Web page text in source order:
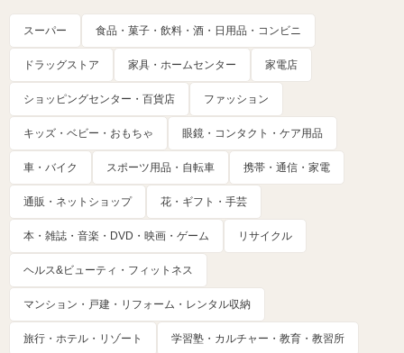
スーパー 食品・菓子・飲料・酒・日用品・コンビニ
ドラッグストア 家具・ホームセンター 家電店
ショッピングセンター・百貨店 ファッション
キッズ・ベビー・おもちゃ 眼鏡・コンタクト・ケア用品
車・バイク スポーツ用品・自転車 携帯・通信・家電
通販・ネットショップ 花・ギフト・手芸
本・雑誌・音楽・DVD・映画・ゲーム リサイクル
ヘルス&ビューティ・フィットネス
マンション・戸建・リフォーム・レンタル収納
旅行・ホテル・リゾート 学習塾・カルチャー・教育・教習所